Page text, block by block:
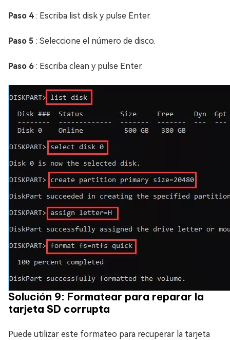
Paso 4 : Escriba list disk y pulse Enter.
Paso 5 : Seleccione el número de disco.
Paso 6 : Escriba clean y pulse Enter.
Solución 9: Formatear para reparar la
tarjeta SD corrupta
Puede utilizar este formateo para recuperar la tarjeta